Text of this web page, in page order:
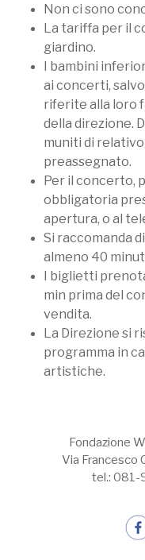
Non ci sono
La tariffa per il
giardino.
I bambini
ai concerti,
riferite alla loro
della direzione.
muniti di
preassegnato.
Per il concerto,
obbligatoria
apertura, o al
Si raccomanda
almeno 40
I biglietti
min prima del
vendita.
La Direzione si
programma in
artistiche.
Fondazione
Via Francesco
tel.: